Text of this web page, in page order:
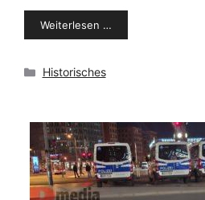
Weiterlesen …
Kategorien
Historisches